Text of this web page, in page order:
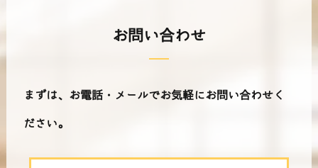
お問い合わせ
まずは、お電話・メールでお気軽にお問い合わせく
ださい。